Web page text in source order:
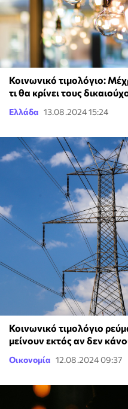
Κοινωνικό τιμολόγιο:
τι θα κρίνει τους
Ελλάδα 13.08.2024 15:24
Κοινωνικό τιμολόγιο
μείνουν εκτός αν δεν
Οικονομία 12.08.2024 09:37